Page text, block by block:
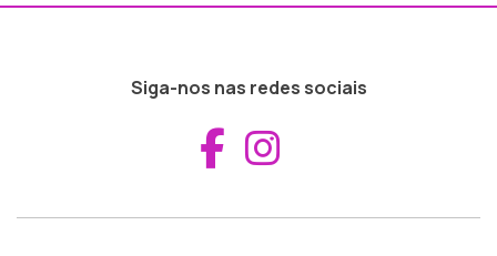
Siga-nos nas redes sociais
Aceder ao